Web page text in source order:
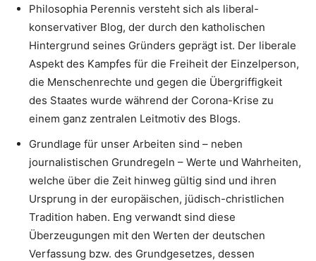
Philosophia Perennis versteht sich als liberal-
konservativer Blog, der durch den katholischen
Hintergrund seines Gründers geprägt ist. Der liberale
Aspekt des Kampfes für die Freiheit der Einzelperson,
die Menschenrechte und gegen die Übergriffigkeit
des Staates wurde während der Corona-Krise zu
einem ganz zentralen Leitmotiv des Blogs.
Grundlage für unser Arbeiten sind – neben
journalistischen Grundregeln – Werte und Wahrheiten,
welche über die Zeit hinweg gültig sind und ihren
Ursprung in der europäischen, jüdisch-christlichen
Tradition haben. Eng verwandt sind diese
Überzeugungen mit den Werten der deutschen
Verfassung bzw. des Grundgesetzes, dessen